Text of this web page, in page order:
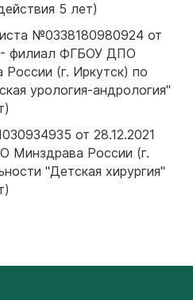
5 лет)
№0338180980924 от
филиал ФГБОУ ДПО
(г. Иркутск) по
урология-андрология"
от 28.12.2021
России (г.
"Детская хирургия"